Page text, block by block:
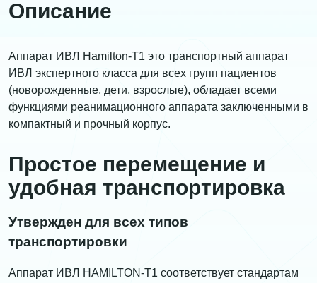
Описание
Аппарат ИВЛ Hamilton-T1 это транспортный аппарат
ИВЛ экспертного класса для всех групп пациентов
(новорожденные, дети, взрослые), обладает всеми
функциями реанимационного аппарата заключенными в
компактный и прочный корпус.
Простое перемещение и
удобная транспортировка
Утвержден для всех типов
транспортировки
Аппарат ИВЛ HAMILTON-T1 соответствует стандартам